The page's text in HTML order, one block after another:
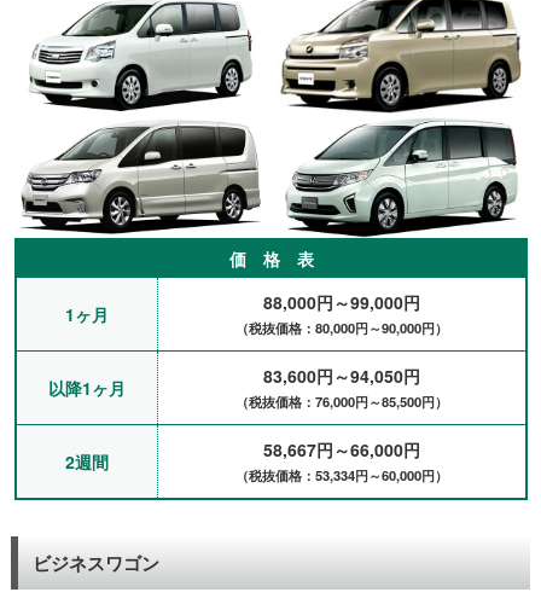
価 格 表
1ヶ月 88,000円～99,000円
（税抜価格：80,000円～90,000円）
以降1ヶ月 83,600円～94,050円
（税抜価格：76,000円～85,500円）
2週間 58,667円～66,000円
（税抜価格：53,334円～60,000円）
ビジネスワゴン